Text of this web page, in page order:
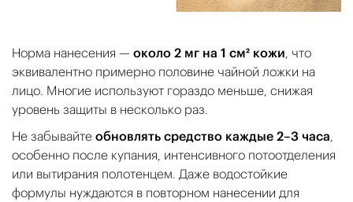
Норма нанесения — около 2 мг на 1 см² кожи, что
эквивалентно примерно половине чайной ложки на
лицо. Многие используют гораздо меньше, снижая
уровень защиты в несколько раз.
Не забывайте обновлять средство каждые 2–3 часа,
особенно после купания, интенсивного потоотделения
или вытирания полотенцем. Даже водостойкие
формулы нуждаются в повторном нанесении для